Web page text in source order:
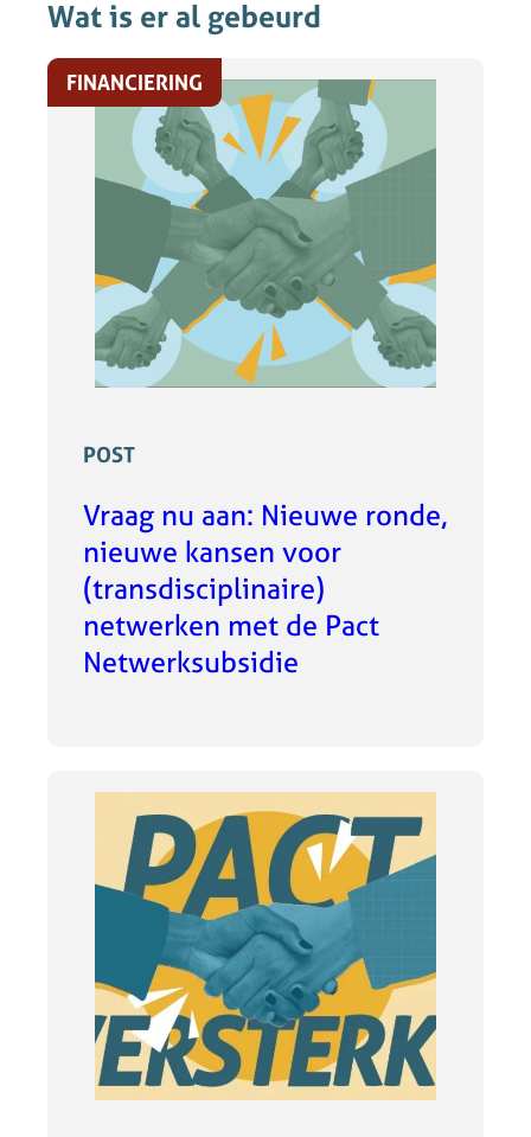
Wat is er al gebeurd
FINANCIERING
POST
Vraag nu aan: Nieuwe ronde,
nieuwe kansen voor
(transdisciplinaire)
netwerken met de Pact
Netwerksubsidie